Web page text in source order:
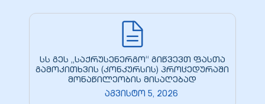
სს გეს „საქრუსენერგო“ გიწვევთ ფასთა
გამოკითხვის (კონკურსის) პროცედურაში
მონაწილეობის მისაღებად
აგვისტო 5, 2026